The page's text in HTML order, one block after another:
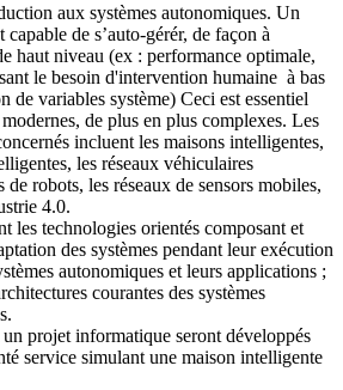
aux systèmes autonomiques. Un
de s’auto-gérér, de façon à
haut niveau (ex : performance optimale,
le besoin d'intervention humaine à bas
de variables système) Ceci est essentiel
de plus en plus complexes. Les
incluent les maisons intelligentes,
les réseaux véhiculaires
robots, les réseaux de sensors mobiles,
4.0.
les technologies orientés composant et
des systèmes pendant leur exécution
autonomiques et leurs applications ;
courantes des systèmes
projet informatique seront développés
service simulant une maison intelligente